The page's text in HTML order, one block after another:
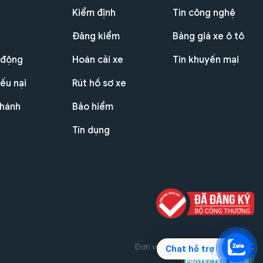
Chat hỗ trợ
nại
Kiểm định
Đăng kiểm
Hoán cải xe
Rút hồ sơ xe
Bảo hiểm
Tín dụng
Tin công nghệ
Bảng giá xe ô tô
Tin khuyến mại
Đơn vị triển khai dự án THG JSC